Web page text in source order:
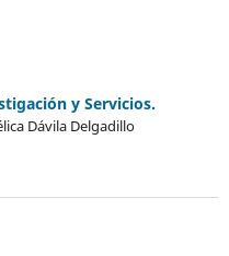
y Servicios.
Dávila Delgadillo